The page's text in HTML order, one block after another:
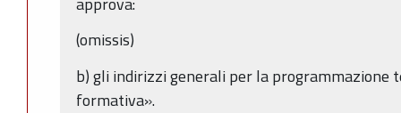
(omissis)
b) gli indirizzi generali per la
formativa».